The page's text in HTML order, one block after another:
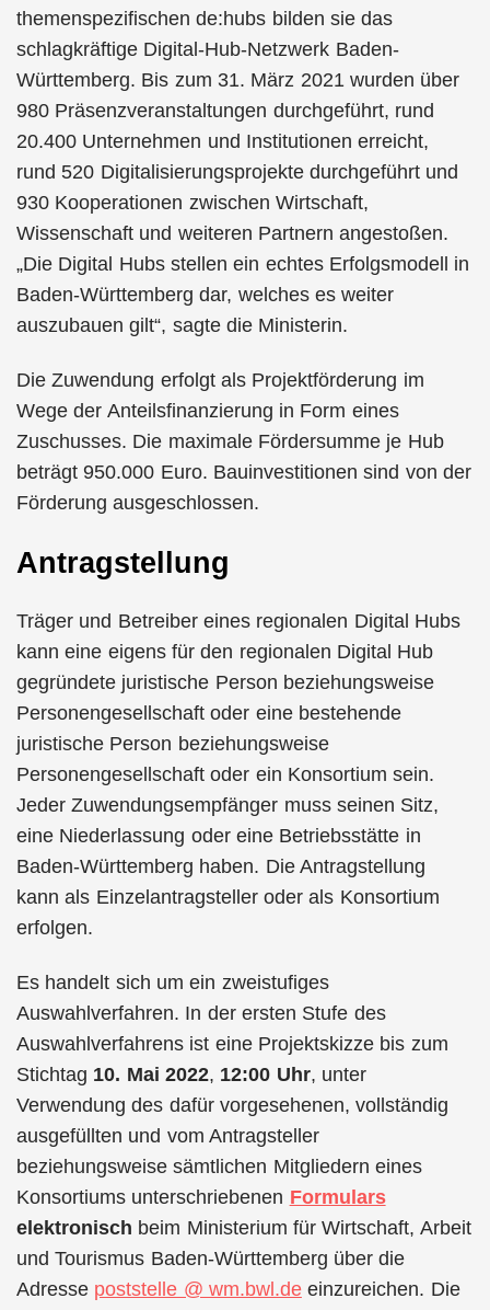
themenspezifischen de:hubs bilden sie das
schlagkräftige Digital-Hub-Netzwerk Baden-
Württemberg. Bis zum 31. März 2021 wurden über
980 Präsenzveranstaltungen durchgeführt, rund
20.400 Unternehmen und Institutionen erreicht,
rund 520 Digitalisierungsprojekte durchgeführt und
930 Kooperationen zwischen Wirtschaft,
Wissenschaft und weiteren Partnern angestoßen.
„Die Digital Hubs stellen ein echtes Erfolgsmodell in
Baden-Württemberg dar, welches es weiter
auszubauen gilt“, sagte die Ministerin.
Die Zuwendung erfolgt als Projektförderung im
Wege der Anteilsfinanzierung in Form eines
Zuschusses. Die maximale Fördersumme je Hub
beträgt 950.000 Euro. Bauinvestitionen sind von der
Förderung ausgeschlossen.
Antragstellung
Träger und Betreiber eines regionalen Digital Hubs
kann eine eigens für den regionalen Digital Hub
gegründete juristische Person beziehungsweise
Personengesellschaft oder eine bestehende
juristische Person beziehungsweise
Personengesellschaft oder ein Konsortium sein.
Jeder Zuwendungsempfänger muss seinen Sitz,
eine Niederlassung oder eine Betriebsstätte in
Baden-Württemberg haben. Die Antragstellung
kann als Einzelantragsteller oder als Konsortium
erfolgen.
Es handelt sich um ein zweistufiges
Auswahlverfahren. In der ersten Stufe des
Auswahlverfahrens ist eine Projektskizze bis zum
Stichtag 10. Mai 2022, 12:00 Uhr, unter
Verwendung des dafür vorgesehenen, vollständig
ausgefüllten und vom Antragsteller
beziehungsweise sämtlichen Mitgliedern eines
Konsortiums unterschriebenen Formulars
elektronisch beim Ministerium für Wirtschaft, Arbeit
und Tourismus Baden-Württemberg über die
Adresse poststelle @ wm.bwl.deeinzureichen. Die